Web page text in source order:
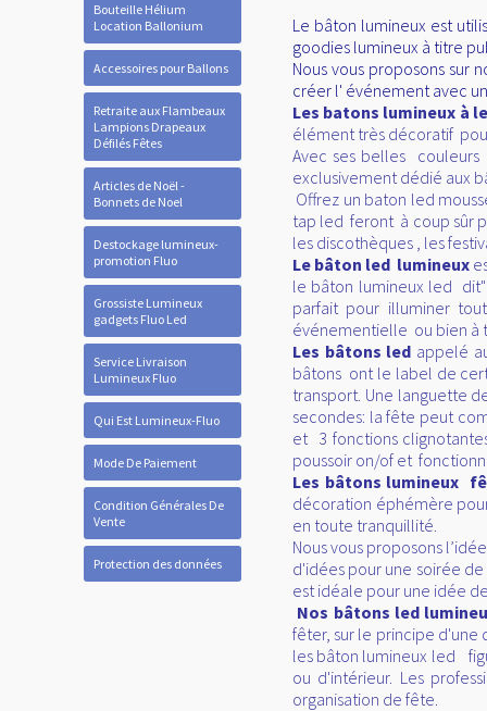
Bouteille Hélium
Location Ballonium
Accessoires pour Ballons
Retraite aux Flambeaux
Lampions Drapeaux
Défilés Fêtes
Articles de Noël -
Bonnets de Noel
Destockage lumineux-
promotion Fluo
Grossiste Lumineux
gadgets Fluo Led
Service Livraison
Lumineux Fluo
Qui Est Lumineux-Fluo
Mode De Paiement
Condition Générales De
Vente
Protection des données
Le bâton lumineux est
goodies lumineux à titre
Nous vous proposons sur
créer l' événement avec
Les batons lumineux à
élément très décoratif
Avec ses belles
exclusivement dédié aux
Offrez un baton led
tap led feront à coup sûr
les discothèques , les
Le bâton led lumineux
le bâton lumineux led
parfait pour illuminer
événementielle ou bien à
Les bâtons led appelé
bâtons ont le label de
transport. Une languette
secondes: la fête peut
et 3 fonctions
poussoir on/of et
Les bâtons lumineux
décoration éphémère
en toute tranquillité.
Nous vous proposons
d'idées pour une soirée
est idéale pour une idée
Nos bâtons led
fêter, sur le principe
les bâton lumineux led
ou d'intérieur. Les
organisation de fête.